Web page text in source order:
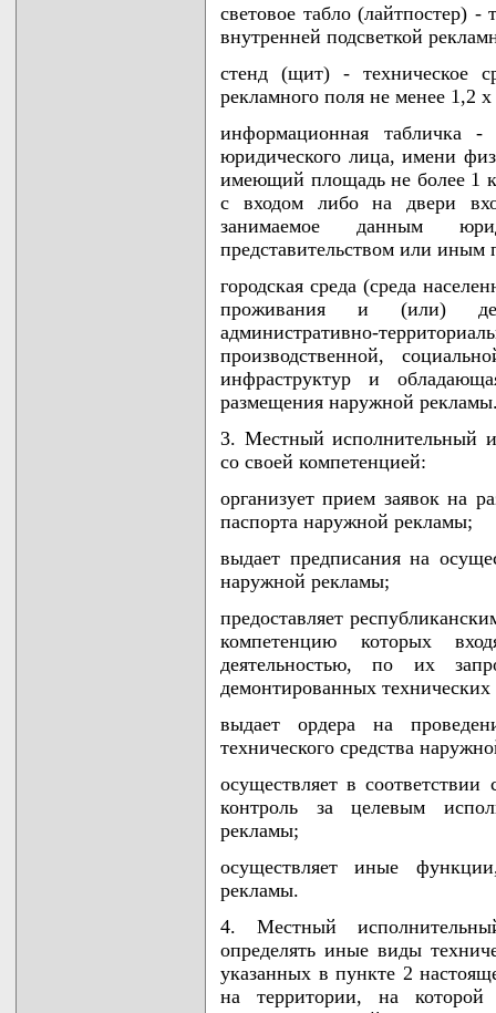
световое табло (лайтпостер) -
внутренней подсветкой
стенд (щит) - техническое
рекламного поля не менее 1,2
информационная табличка
юридического лица, имени
имеющий площадь не более 1
с входом либо на двери
занимаемое данным
представительством или
городская среда (среда
проживания и (или)
административно-
производственной,
инфраструктур и
размещения наружной
3. Местный исполнительный и
со своей компетенцией:
организует прием заявок на
паспорта наружной рекламы;
выдает предписания на
наружной рекламы;
предоставляет
компетенцию которых
деятельностью, по их
демонтированных
выдает ордера на
технического средства
осуществляет в соответствии
контроль за целевым
рекламы;
осуществляет иные
рекламы.
4. Местный
определять иные виды
указанных в пункте 2
на территории, на которой